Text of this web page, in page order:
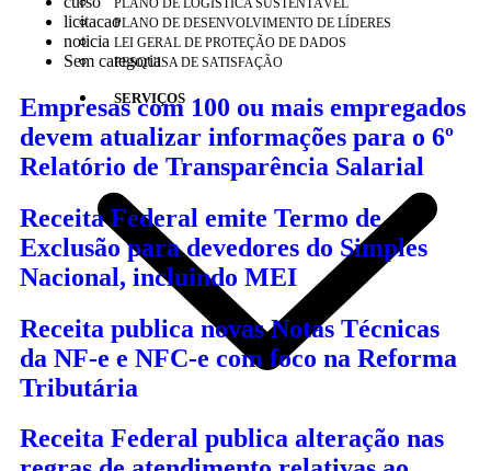
PLANO DE DESENVOLVIMENTO DE LÍDERES
LEI GERAL DE PROTEÇÃO DE DADOS
PESQUISA DE SATISFAÇÃO
SERVIÇOS
licitacao
noticia
Sem categoria
Empresas com 100 ou mais empregados
devem atualizar informações para o 6º
Relatório de Transparência Salarial
Receita Federal emite Termo de
Exclusão para devedores do Simples
Nacional, incluindo MEI
Receita publica novas Notas Técnicas
da NF-e e NFC-e com foco na Reforma
Tributária
Receita Federal publica alteração nas